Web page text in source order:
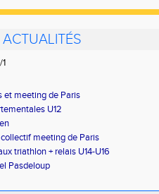
ACTUALITÉS
et meeting de Paris
U12
meeting de Paris
triathlon + relais U14-U16
Pasdeloup